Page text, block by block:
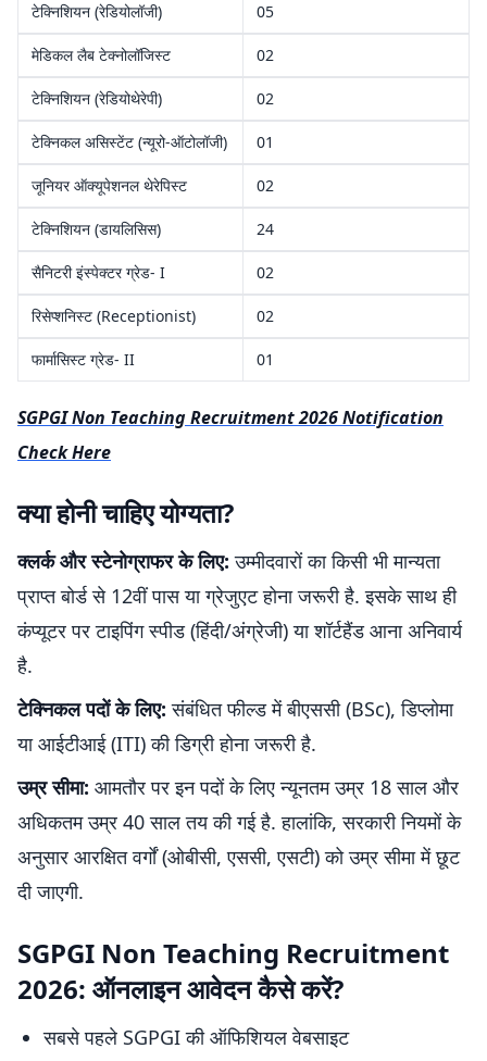
टेक्निशियन (रेडियोलॉजी) 05
मेडिकल लैब टेक्नोलॉजिस्ट 02
टेक्निशियन (रेडियोथेरेपी) 02
टेक्निकल असिस्टेंट (न्यूरो-ऑटोलॉजी) 01
जूनियर ऑक्यूपेशनल थेरेपिस्ट 02
टेक्निशियन (डायलिसिस) 24
सैनिटरी इंस्पेक्टर ग्रेड- I 02
रिसेप्शनिस्ट (Receptionist) 02
फार्मासिस्ट ग्रेड- II 01
SGPGI Non Teaching Recruitment 2026 Notification
Check Here
क्या होनी चाहिए योग्यता?
क्लर्क और स्टेनोग्राफर के लिए: उम्मीदवारों का किसी भी मान्यता
प्राप्त बोर्ड से 12वीं पास या ग्रेजुएट होना जरूरी है. इसके साथ ही
कंप्यूटर पर टाइपिंग स्पीड (हिंदी/अंग्रेजी) या शॉर्टहैंड आना अनिवार्य
है.
टेक्निकल पदों के लिए: संबंधित फील्ड में बीएससी (BSc), डिप्लोमा
या आईटीआई (ITI) की डिग्री होना जरूरी है.
उम्र सीमा: आमतौर पर इन पदों के लिए न्यूनतम उम्र 18 साल और
अधिकतम उम्र 40 साल तय की गई है. हालांकि, सरकारी नियमों के
अनुसार आरक्षित वर्गों (ओबीसी, एससी, एसटी) को उम्र सीमा में छूट
दी जाएगी.
SGPGI Non Teaching Recruitment
2026: ऑनलाइन आवेदन कैसे करें?
सबसे पहले SGPGI की ऑफिशियल वेबसाइट